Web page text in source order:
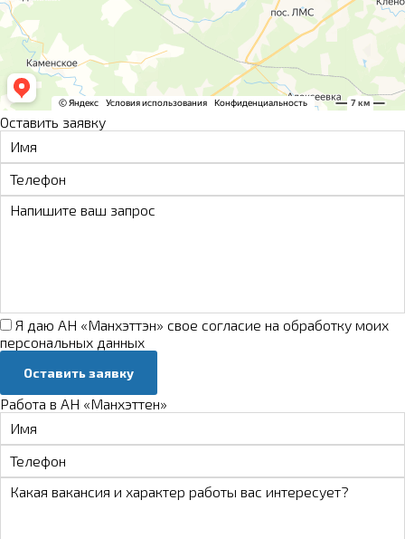
Оставить заявку
Я даю АН «Манхэттэн» свое согласие на обработку моих
персональных данных
Оставить заявку
Работа в АН «Манхэттен»